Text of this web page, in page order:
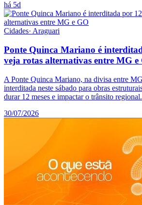
há 5d
Cidades· Araguari
Ponte Quinca Mariano é
veja rotas alternativas entre MG e
A Ponte Quinca Mariano, na divisa entre
interditada neste sábado para obras
durar 12 meses e impactar o trânsito regional.
30/07/2026